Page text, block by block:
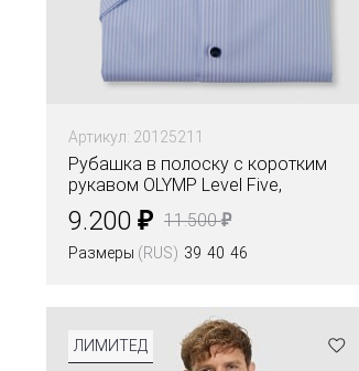
Артикул: 20125211
Рубашка в полоску с коротким
рукавом OLYMP Level Five,
приталенная
9.200 ₽ 11.500₽
Размеры (RUS) 39 40 46
ЛИМИТЕД